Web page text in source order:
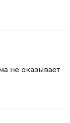
не оказывает